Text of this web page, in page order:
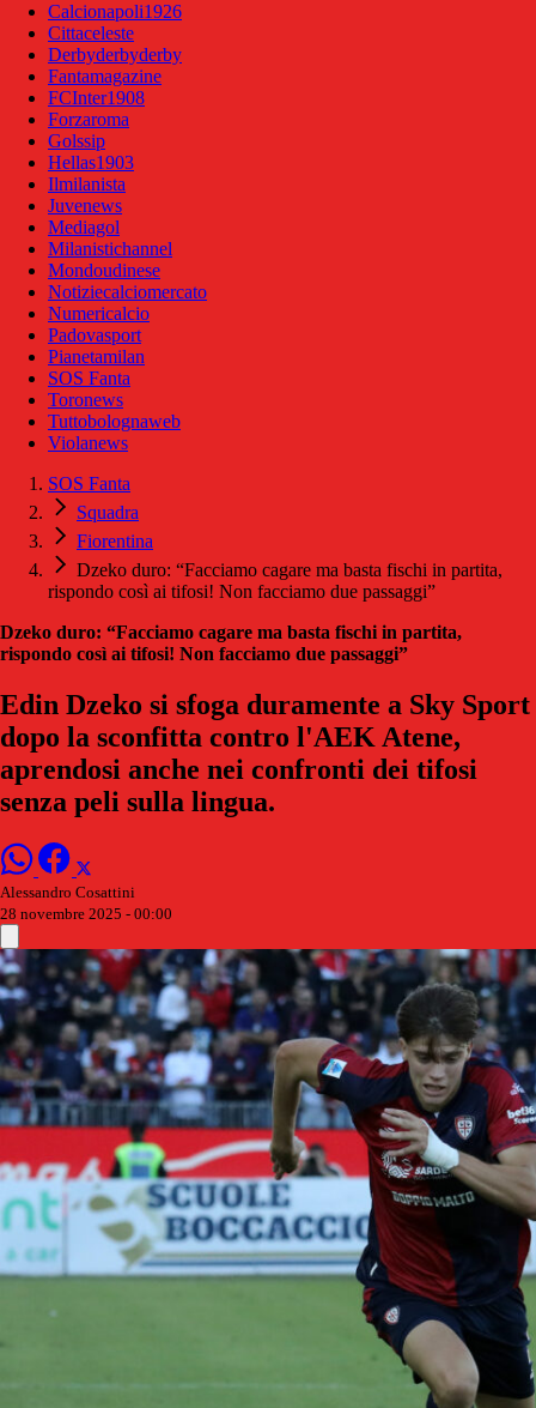
Calcionapoli1926
Cittaceleste
Derbyderbyderby
Fantamagazine
FCInter1908
Forzaroma
Golssip
Hellas1903
Ilmilanista
Juvenews
Mediagol
Milanistichannel
Mondoudinese
Notiziecalciomercato
Numericalcio
Padovasport
Pianetamilan
SOS Fanta
Toronews
Tuttobolognaweb
Violanews
SOS Fanta
Squadra
Fiorentina
Dzeko duro: “Facciamo cagare ma basta fischi in partita,
rispondo così ai tifosi! Non facciamo due passaggi”
Dzeko duro: “Facciamo cagare ma basta fischi in partita,
rispondo così ai tifosi! Non facciamo due passaggi”
Edin Dzeko si sfoga duramente a Sky Sport
dopo la sconfitta contro l'AEK Atene,
aprendosi anche nei confronti dei tifosi
senza peli sulla lingua.
Alessandro Cosattini
28 novembre 2025 - 00:00